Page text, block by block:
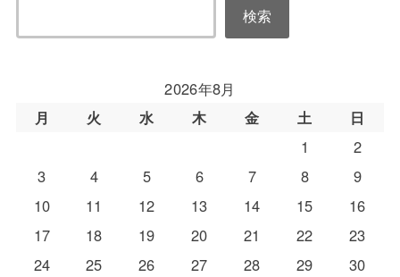
検索
2026年8月
月
火 水 木 金 土
日
1
2
3
4 5 6 7 8
9
10
11 12 13 14 15
16
17
18 19 20 21 22
23
24
25 26 27 28 29
30